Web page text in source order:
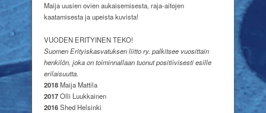
Maija uusien ovien aukaisemisesta, raja-aitojen
kaatamisesta ja upeista kuvista!
VUODEN ERITYINEN TEKO!
Suomen Erityiskasvatuksen liitto ry. palkitsee vuosittain
henkilön, joka on toiminnallaan tuonut positiivisesti esille
erilaisuutta.
2018Maija Mattila
2017Olli Luukkainen
2016Shed Helsinki